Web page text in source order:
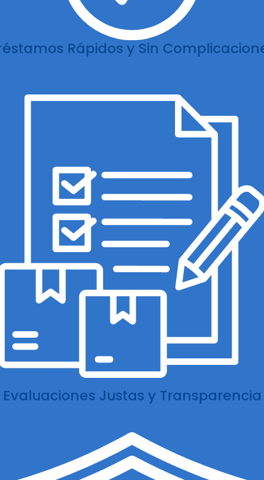
Rápidos y Sin
Evaluaciones Justas y Transparencia